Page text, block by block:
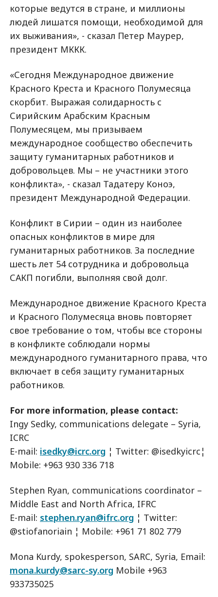
которые ведутся в стране, и миллионы
людей лишатся помощи, необходимой для
их выживания», - сказал Петер Маурер,
президент МККК.
«Сегодня Международное движение
Красного Креста и Красного Полумесяца
скорбит. Выражая солидарность с
Сирийским Арабским Красным
Полумесяцем, мы призываем
международное сообщество обеспечить
защиту гуманитарных работников и
добровольцев. Мы – не участники этого
конфликта», - сказал Тадатеру Коноэ,
президент Международной Федерации.
Конфликт в Сирии – один из наиболее
опасных конфликтов в мире для
гуманитарных работников. За последние
шесть лет 54 сотрудника и добровольца
САКП погибли, выполняя свой долг.
Международное движение Красного Креста
и Красного Полумесяца вновь повторяет
свое требование о том, чтобы все стороны
в конфликте соблюдали нормы
международного гуманитарного права, что
включает в себя защиту гуманитарных
работников.
For more information, please contact:
Ingy Sedky, communications delegate – Syria,
ICRC
E-mail: isedky@icrc.org ¦ Twitter: @isedkyicrc¦
Mobile: +963 930 336 718
Stephen Ryan, communications coordinator –
Middle East and North Africa, IFRC
E-mail: stephen.ryan@ifrc.org ¦ Twitter:
@stiofanoriain ¦ Mobile: +961 71 802 779
Mona Kurdy, spokesperson, SARC, Syria, Email:
mona.kurdy@sarc-sy.org Mobile +963
933735025